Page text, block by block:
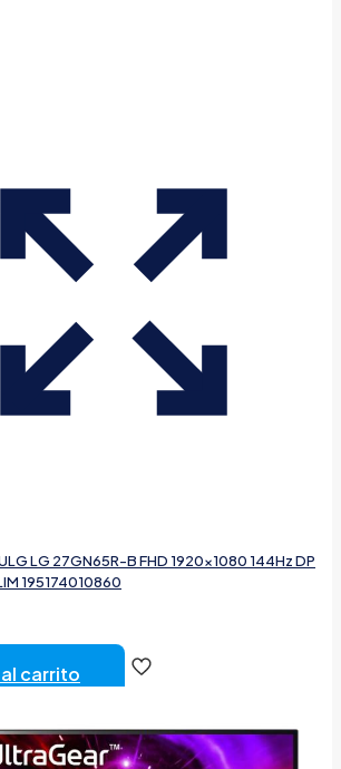
LG 27GN65R-B FHD 1920×1080 144Hz DP
195174010860
carrito